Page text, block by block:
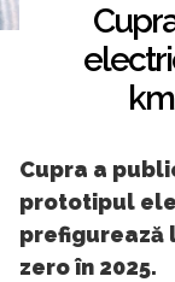
Cupra a
prototipul
prefigurează
zero în 2025.